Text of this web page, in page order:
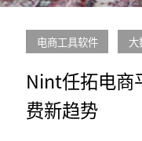
Nint任拓电商
费新趋势
电商工具软件 大